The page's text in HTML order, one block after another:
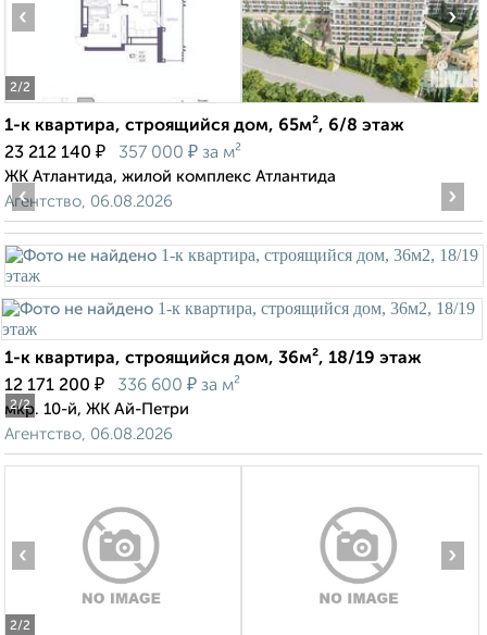
2/2
‹ ›
1-к квартира, строящийся дом, 65м², 6/8 этаж
23 212 140 ₽ 357 000 ₽ за м²
ЖК Атлантида, жилой комплекс Атлантида
Агентство, 06.08.2026
2/2
‹ ›
1-к квартира, строящийся дом, 36м², 18/19 этаж
12 171 200 ₽ 336 600 ₽ за м²
мкр. 10-й, ЖК Ай-Петри
Агентство, 06.08.2026
2/2
‹ ›